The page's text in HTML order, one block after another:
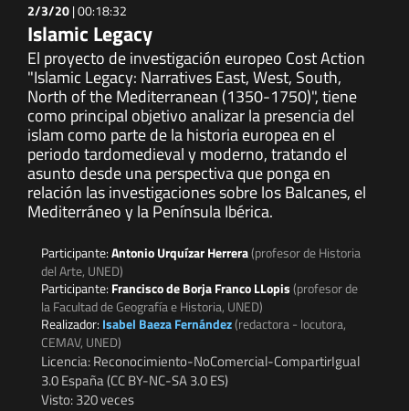
2/3/20|00:18:32
Islamic Legacy
El proyecto de investigación europeo Cost Action
"Islamic Legacy: Narratives East, West, South,
North of the Mediterranean (1350-1750)", tiene
como principal objetivo analizar la presencia del
islam como parte de la historia europea en el
periodo tardomedieval y moderno, tratando el
asunto desde una perspectiva que ponga en
relación las investigaciones sobre los Balcanes, el
Mediterráneo y la Península Ibérica.
Participante:Antonio Urquízar Herrera(profesor de Historia
del Arte, UNED)
Participante: Francisco de Borja Franco LLopis(profesor de
la Facultad de Geografía e Historia, UNED)
Realizador: Isabel Baeza Fernández(redactora - locutora,
CEMAV, UNED)
Licencia: Reconocimiento-NoComercial-CompartirIgual
3.0 España (CC BY-NC-SA 3.0 ES)
Visto: 320 veces